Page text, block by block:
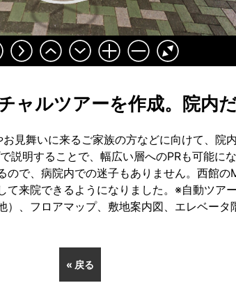
ャルツアーを作成。院内
見舞いに来るご家族の方などに向けて、院
明することで、幅広い層へのPRも可能に
で、病院内での迷子もありません。西館
来院できるようになりました。※自動ツア
、フロアマップ、敷地案内図、エレベータ
« 戻る